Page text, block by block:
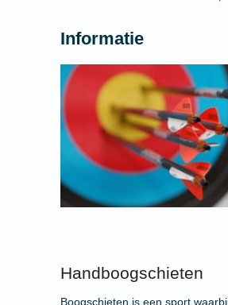
Informatie
Handboogschieten
Boogschieten is een sport